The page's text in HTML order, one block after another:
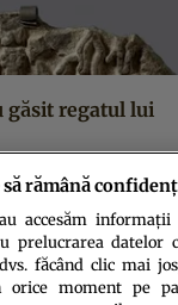
găsit regatul lui
să rămână
accesăm informații
datelor
făcând clic mai
moment pe